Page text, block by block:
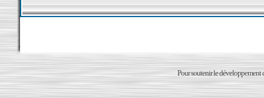
Pour soutenir le développement